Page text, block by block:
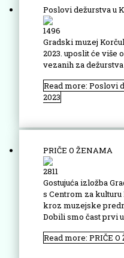
Poslovi dežurstva u
1496
Gradski muzej
2023. uposlit će više
vezanih za
Read more: Poslovi
2023
PRIČE O ŽENAMA
2811
Gostujuća izložba
s Centrom za
kroz muzejske
Dobili smo čast prvi
Read more: PRIČE